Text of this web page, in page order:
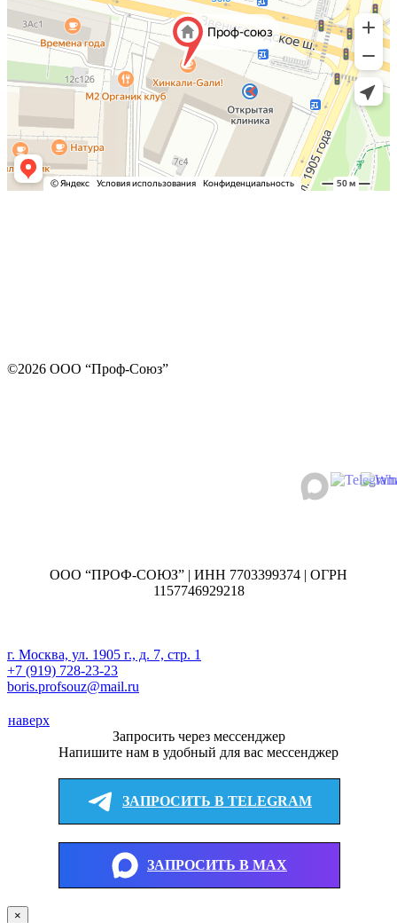
©2026 ООО “Проф-Союз”
ООО “ПРОФ-СОЮЗ” | ИНН 7703399374 | ОГРН
1157746929218
г. Москва, ул. 1905 г., д. 7, стр. 1
+7 (919) 728-23-23
boris.profsouz@mail.ru
наверх
Запросить через мессенджер
Напишите нам в удобный для вас мессенджер
ЗАПРОСИТЬ В TELEGRAM
ЗАПРОСИТЬ В MAX
×